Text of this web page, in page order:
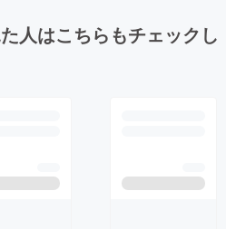
人はこちらもチェックし